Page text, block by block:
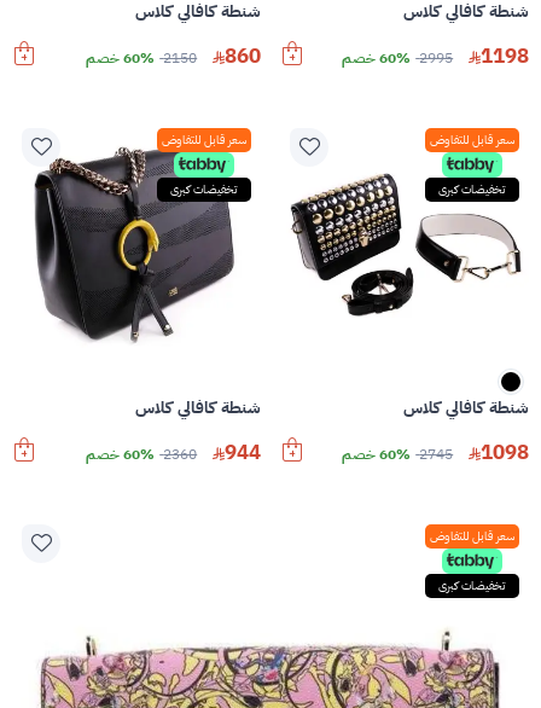
شنطة كافالي كلاس
1198
2995 60% خصم
شنطة كافالي كلاس
860
2150 60% خصم
سعر قابل للتفاوض
تخفيضات كبرى
شنطة كافالي كلاس
1098
2745 60% خصم
سعر قابل للتفاوض
تخفيضات كبرى
شنطة كافالي كلاس
944
2360 60% خصم
سعر قابل للتفاوض
تخفيضات كبرى